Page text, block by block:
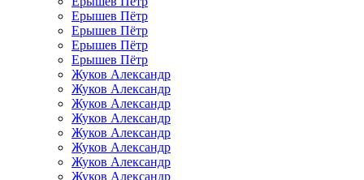
Ерышев Пётр
Ерышев Пётр
Ерышев Пётр
Ерышев Пётр
Жуков Александр
Жуков Александр
Жуков Александр
Жуков Александр
Жуков Александр
Жуков Александр
Жуков Александр
Жуков Александр